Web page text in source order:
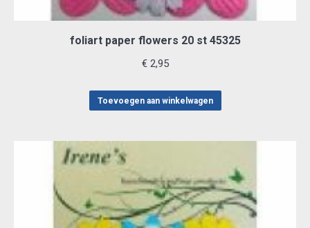
foliart paper flowers 20 st 45325
€2,95
Toevoegen aan winkelwagen